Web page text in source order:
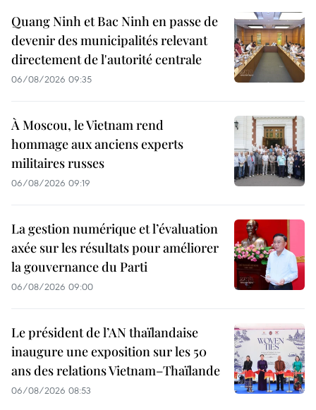
Quang Ninh et Bac Ninh en passe de
devenir des municipalités relevant
directement de l'autorité centrale
06/08/2026 09:35
À Moscou, le Vietnam rend
hommage aux anciens experts
militaires russes
06/08/2026 09:19
La gestion numérique et l’évaluation
axée sur les résultats pour améliorer
la gouvernance du Parti
06/08/2026 09:00
Le président de l’AN thaïlandaise
inaugure une exposition sur les 50
ans des relations Vietnam–Thaïlande
06/08/2026 08:53